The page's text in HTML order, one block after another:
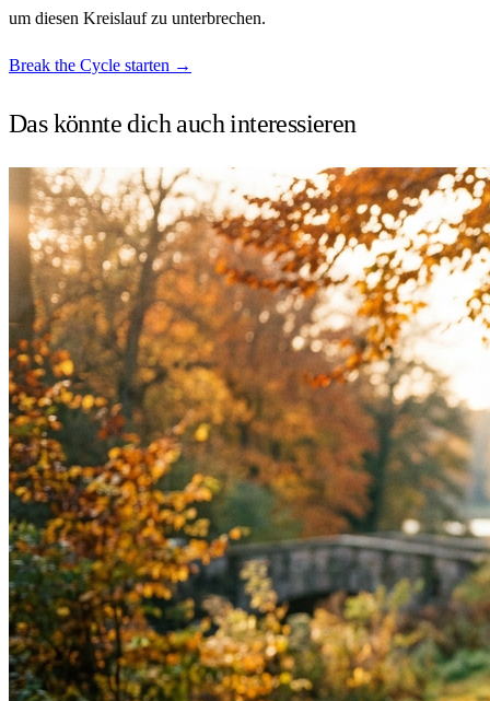
um diesen Kreislauf zu unterbrechen.
Break the Cycle starten →
Das könnte dich auchinteressieren